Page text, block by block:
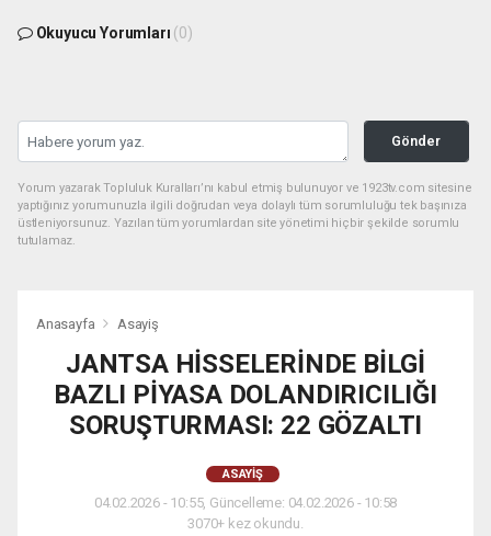
Okuyucu Yorumları (0)
Gönder
Yorum yazarak Topluluk Kuralları’nı kabul etmiş bulunuyor ve 1923tv.com sitesine
yaptığınız yorumunuzla ilgili doğrudan veya dolaylı tüm sorumluluğu tek başınıza
üstleniyorsunuz. Yazılan tüm yorumlardan site yönetimi hiçbir şekilde sorumlu
tutulamaz.
Anasayfa Asayiş
JANTSA HİSSELERİNDE BİLGİ
BAZLI PİYASA DOLANDIRICILIĞI
SORUŞTURMASI: 22 GÖZALTI
ASAYIŞ
04.02.2026 - 10:55, Güncelleme: 04.02.2026 - 10:58
3070+ kez okundu.